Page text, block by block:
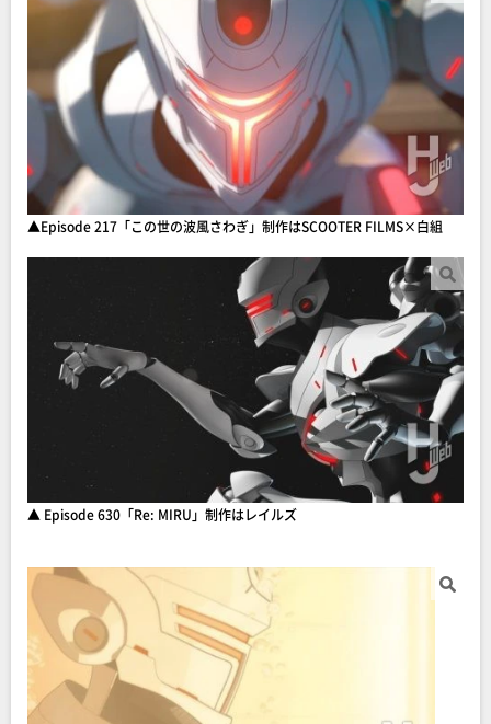
▲Episode 217「この世の波風さわぎ」制作はSCOOTER FILMS×白組
▲ Episode 630「Re: MIRU」制作はレイルズ